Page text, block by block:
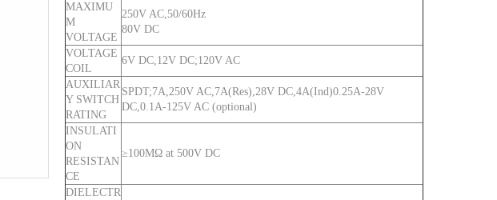
MAXIMU
M
VOLTAGE
250V AC,50/60Hz
80V DC
VOLTAGE
COIL
6V DC,12V DC;120V AC
AUXILIAR
Y SWITCH
RATING
SPDT;7A,250V AC,7A(Res),28V DC,4A(Ind)0.25A-28V
DC,0.1A-125V AC (optional)
INSULATI
ON
RESISTAN
CE
≥100MΩ at 500V DC
DIELECTR